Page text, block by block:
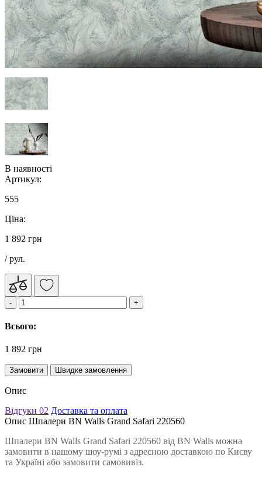
В наявності
Артикул:
555
Ціна:
1 892 грн
/ рул.
Всього:
1 892 грн
Замовити Швидке замовлення
Опис
Відгуки 02 Доставка та оплата
Опис Шпалери BN Walls Grand Safari 220560
Шпалери BN Walls Grand Safari 220560 від BN Walls можна
замовити в нашому шоу-румі з адресною доставкою по Києву
та Україні або замовити самовивіз.